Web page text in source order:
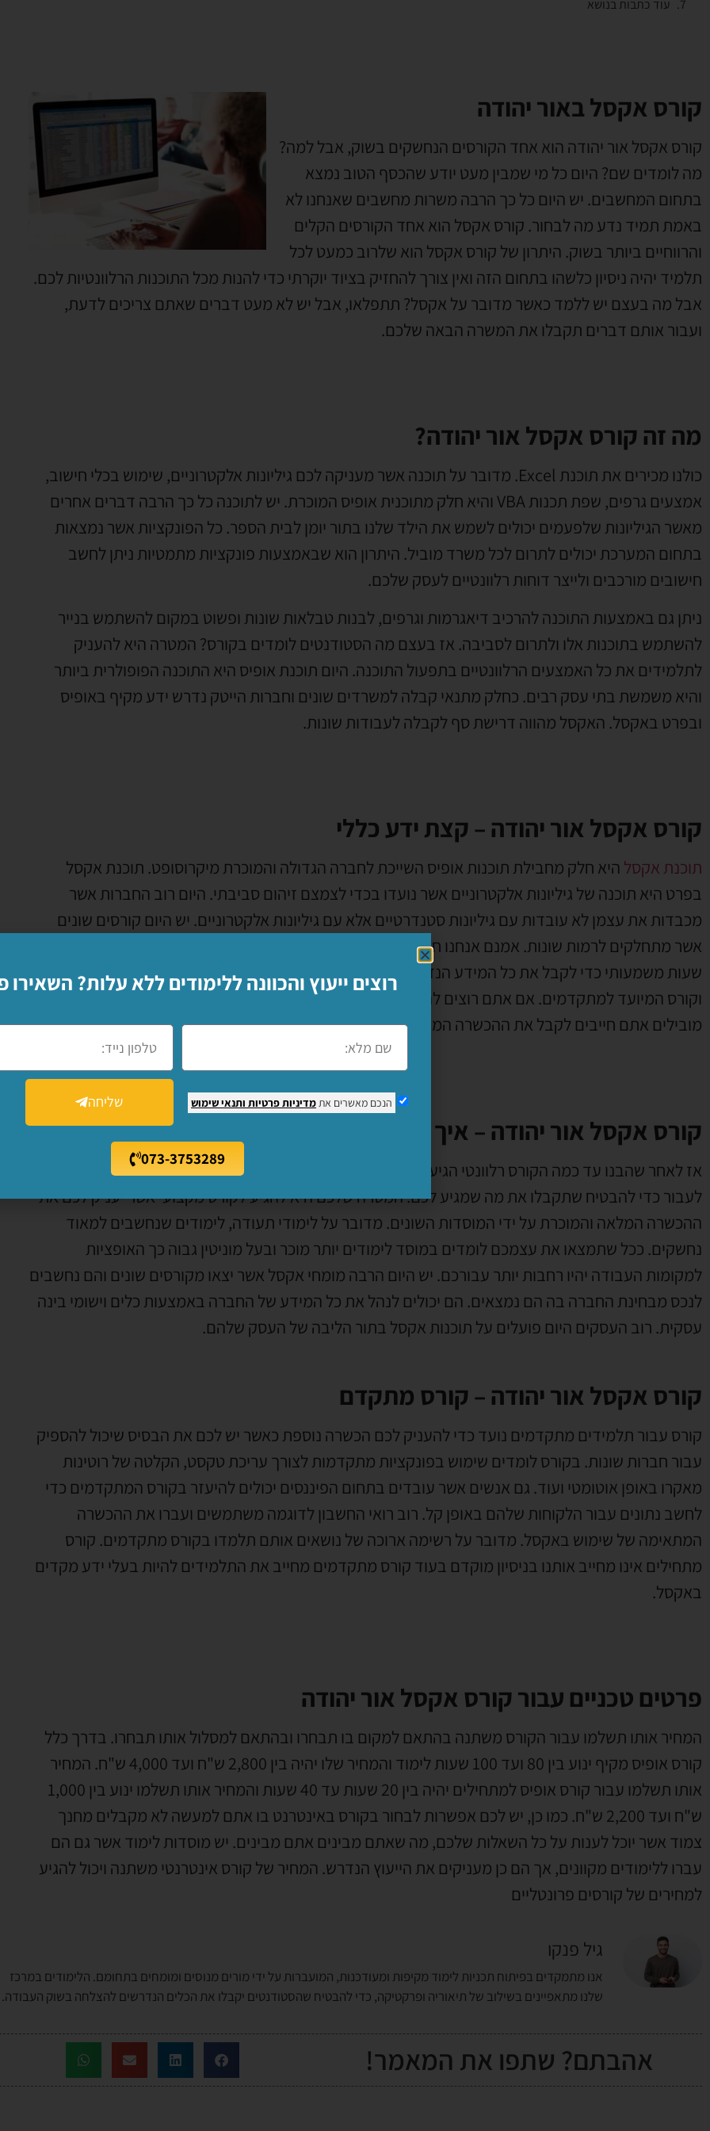
עוד כתבות בנושא
קורס אקסל באור יהודה
קורס אקסל אור יהודה הוא אחד הקורסים הנחשקים בשוק, אבל למה?
מה לומדים שם? היום כל מי שמבין מעט יודע שהכסף הטוב נמצא
בתחום המחשבים. יש היום כל כך הרבה משרות מחשבים שאנחנו לא
באמת תמיד נדע מה לבחור. קורס אקסל הוא אחד הקורסים הקלים
והרווחיים ביותר בשוק. היתרון של קורס אקסל הוא שלרוב כמעט לכל
תלמיד יהיה ניסיון כלשהו בתחום הזה ואין צורך להחזיק בציוד יוקרתי כדי להנות מכל התוכנות הרלוונטיות לכם.
אבל מה בעצם יש ללמד כאשר מדובר על אקסל? תתפלאו, אבל יש לא מעט דברים שאתם צריכים לדעת,
ועבור אותם דברים תקבלו את המשרה הבאה שלכם.
מה זה קורס אקסל אור יהודה?
כולנו מכירים את תוכנת Excel. מדובר על תוכנה אשר מעניקה לכם גיליונות אלקטרוניים, שימוש בכלי חישוב,
אמצעים גרפים, שפת תכנות VBA והיא חלק מתוכנית אופיס המוכרת. יש לתוכנה כל כך הרבה דברים אחרים
מאשר הגיליונות שלפעמים יכולים לשמש את הילד שלנו בתור יומן לבית הספר. כל הפונקציות אשר נמצאות
בתחום המערכת יכולים לתרום לכל משרד מוביל. היתרון הוא שבאמצעות פונקציות מתמטיות ניתן לחשב
חישובים מורכבים ולייצר דוחות רלוונטיים לעסק שלכם.
ניתן גם באמצעות התוכנה להרכיב דיאגרמות וגרפים, לבנות טבלאות שונות ופשוט במקום להשתמש בנייר
להשתמש בתוכנות אלו ולתרום לסביבה. אז בעצם מה הסטודנטים לומדים בקורס? המטרה היא להעניק
לתלמידים את כל האמצעים הרלוונטיים בתפעול התוכנה. היום תוכנת אופיס היא התוכנה הפופולרית ביותר
והיא משמשת בתי עסק רבים. כחלק מתנאי קבלה למשרדים שונים וחברות הייטק נדרש ידע מקיף באופיס
ובפרט באקסל. האקסל מהווה דרישת סף לקבלה לעבודות שונות.
קורס אקסל אור יהודה – קצת ידע כללי
תוכנת אקסל היא חלק מחבילת תוכנות אופיס השייכת לחברה הגדולה והמוכרת מיקרוסופט. תוכנת אקסל
בפרט היא תוכנה של גיליונות אלקטרוניים אשר נועדו בכדי לצמצם זיהום סביבתי. היום רוב החברות אשר
מכבדות את עצמן לא עובדות עם גיליונות סטנדרטיים אלא עם גיליונות אלקטרוניים. יש היום קורסים שונים
אשר מתחלקים לרמות שונות. אמנם אנחנו חושבים שמדובר על תוכנה מאוד פשוטה, אבל אתם צריכים היקף
שעות משמעותי כדי לקבל את כל המידע הנדרש להתקבל לחברות הגדולות. יש קורס אקסל המיועד למתחילים
וקורס המיועד למתקדמים. אם אתם רוצים להכיר לעומק את תוכנת האופיס ולהשתלב בעבודה במקומות
מובילים אתם חייבים לקבל את ההכשרה המתאימה.
קורס אקסל אור יהודה – איך בוחרים את מוסד הלימודים?
אז לאחר שהבנו עד כמה הקורס רלוונטי הגיע הזמן להתחיל להזיז דברים. עם זאת, יש עוד שלב שאתם חייבים
לעבור כדי להבטיח שתקבלו את מה שמגיע לכם. המטרה שלכם היא להגיע לקורס מקצועי אשר יעניק לכם את
ההכשרה המלאה והמוכרת על ידי המוסדות השונים. מדובר על לימודי תעודה, לימודים שנחשבים למאוד
נחשקים. ככל שתמצאו את עצמכם לומדים במוסד לימודים יותר מוכר ובעל מוניטין גבוה כך האופציות
למקומות העבודה יהיו רחבות יותר עבורכם. יש היום הרבה מומחי אקסל אשר יצאו מקורסים שונים והם נחשבים
לנכס מבחינת החברה בה הם נמצאים. הם יכולים לנהל את כל המידע של החברה באמצעות כלים וישומי בינה
עסקית. רוב העסקים היום פועלים על תוכנות אקסל בתור הליבה של העסק שלהם.
קורס אקסל אור יהודה – קורס מתקדם
קורס עבור תלמידים מתקדמים נועד כדי להעניק לכם הכשרה נוספת כאשר יש לכם את הבסיס שיכול להספיק
עבור חברות שונות. בקורס לומדים שימוש בפונקציות מתקדמות לצורך עריכת טקסט, הקלטה של רוטינות
מאקרו באופן אוטומטי ועוד. גם אנשים אשר עובדים בתחום הפיננסים יכולים להיעזר בקורס המתקדמים כדי
לחשב נתונים עבור הלקוחות שלהם באופן קל. רוב רואי החשבון לדוגמה משתמשים ועברו את ההכשרה
המתאימה של שימוש באקסל. מדובר על רשימה ארוכה של נושאים אותם תלמדו בקורס מתקדמים. קורס
מתחילים אינו מחייב אותנו בניסיון מוקדם בעוד קורס מתקדמים מחייב את התלמידים להיות בעלי ידע מקדים
באקסל.
פרטים טכניים עבור קורס אקסל אור יהודה
המחיר אותו תשלמו עבור הקורס משתנה בהתאם למקום בו תבחרו ובהתאם למסלול אותו תבחרו. בדרך כלל
קורס אופיס מקיף ינוע בין 80 ועד 100 שעות לימוד והמחיר שלו יהיה בין 2,800 ש"ח ועד 4,000 ש"ח. המחיר
אותו תשלמו עבור קורס אופיס למתחילים יהיה בין 20 שעות עד 40 שעות והמחיר אותו תשלמו ינוע בין 1,000
ש"ח ועד 2,200 ש"ח. כמו כן, יש לכם אפשרות לבחור בקורס באינטרנט בו אתם למעשה לא מקבלים מחנך
צמוד אשר יוכל לענות על כל השאלות שלכם, מה שאתם מבינים אתם מבינים. יש מוסדות לימוד אשר גם הם
עברו ללימודים מקוונים, אך הם כן מעניקים את הייעוץ הנדרש. המחיר של קורס אינטרנטי משתנה ויכול להגיע
למחירים של קורסים פרונטליים
גיל פנקו
אנו מתמקדים בפיתוח תכניות לימוד מקיפות ומעודכנות, המועברות על ידי מורים מנוסים ומומחים בתחומם. הלימודים במרכז
שלנו מתאפיינים בשילוב של תיאוריה ופרקטיקה, כדי להבטיח שהסטודנטים יקבלו את הכלים הנדרשים להצלחה בשוק העבודה.
אהבתם? שתפו את המאמר!
רוצים ייעוץ והכוונה ללימודים ללא עלות? השאירו
הנכם מאשרים אתמדיניות פרטיות ותנאי שימוש שליחה
073-3753289